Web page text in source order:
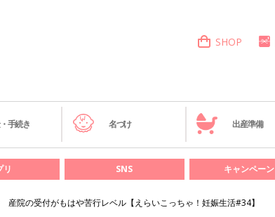
SHOP
手続き 名づけ 出産準備
リ SNS キャンペーン
産院の受付がもはや苦行レベル【えらいこっちゃ！妊娠生活#34】